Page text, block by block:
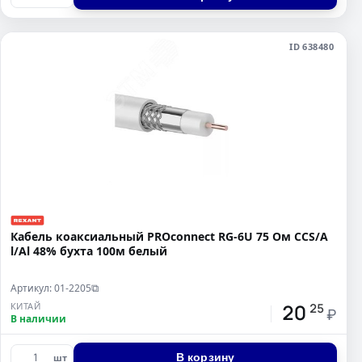
ID 638480
Кабель коаксиальный PROconnect RG-6U 75 Ом CCS/A
l/Al 48% бухта 100м белый
Артикул: 01-2205⧉
КИТАЙ
В наличии 20 25 ₽
шт В корзину